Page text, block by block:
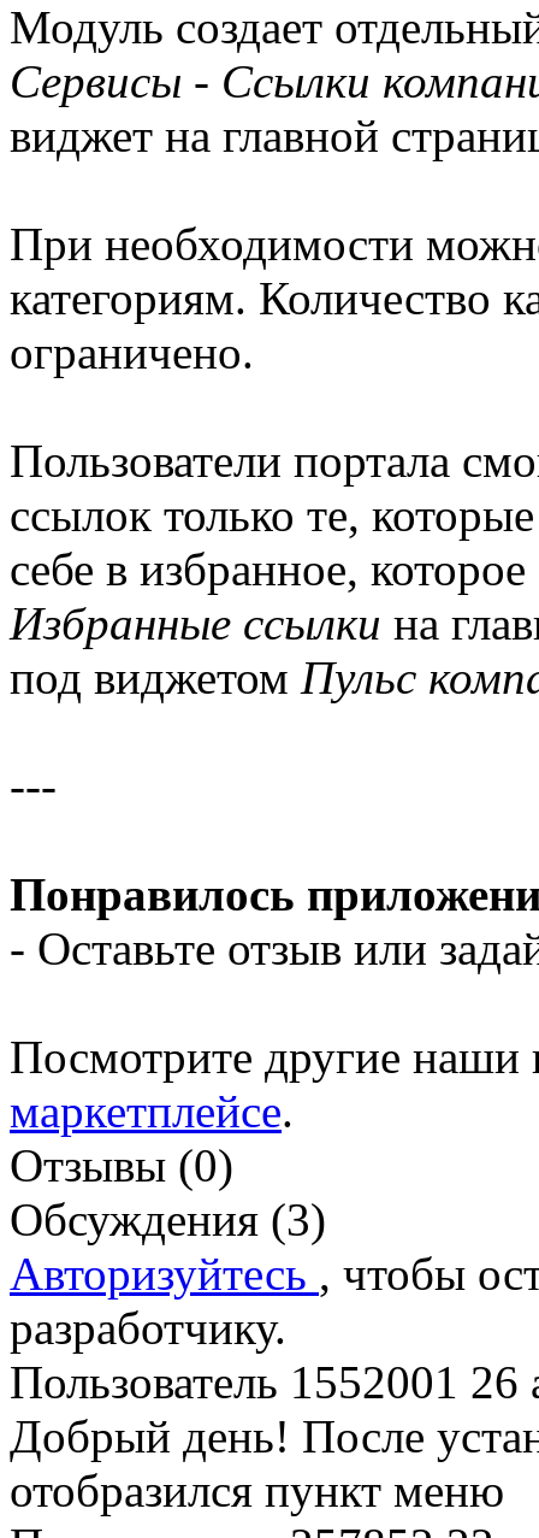
Модуль создает
Сервисы - Ссылки
виджет на главной
При необходимости
категориям. Количество
ограничено.
Пользователи портала
ссылок только те,
себе в избранное,
Избранные ссылки на
под виджетом Пульс
---
Понравилось
- Оставьте отзыв или
Посмотрите другие
маркетплейсе.
Отзывы (0)
Обсуждения (3)
Авторизуйтесь , чтобы
разработчику.
Пользователь 1552001 26
Добрый день! После
отобразился пункт меню